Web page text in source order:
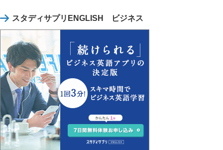
スタディサプリENGLISH ビジネス